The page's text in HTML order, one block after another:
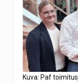
Kuva: Paf